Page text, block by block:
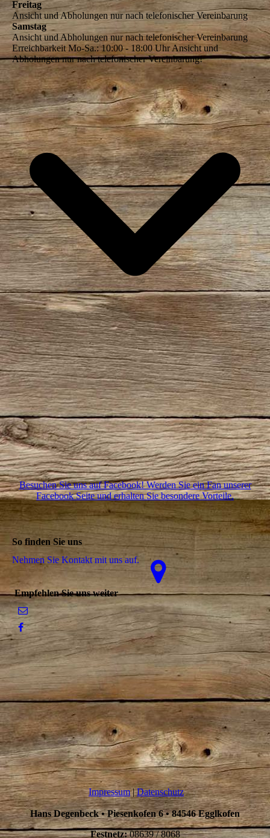
Freitag
Ansicht und Abholungen nur nach telefonischer Vereinbarung
Samstag
Ansicht und Abholungen nur nach telefonischer Vereinbarung
Erreichbarkeit Mo-Sa.: 10:00 - 18:00 Uhr Ansicht und
Abholungen nur nach telefonischer Vereinbarung!
Besuchen Sie uns auf Facebook! Werden Sie ein Fan unserer
Facebook Seite und erhalten Sie besondere Vorteile.
So finden Sie uns
Nehmen Sie Kontakt mit uns auf.
Empfehlen Sie uns weiter
Impressum|Datenschutz
Hans Degenbeck • Piesenkofen 6 • 84546 Egglkofen
Festnetz:08639 / 8068